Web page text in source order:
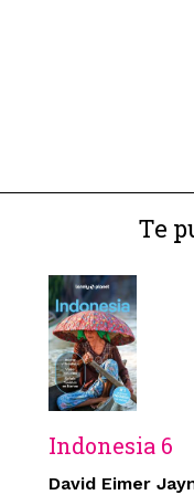
Te
Indonesia 6
David Eimer